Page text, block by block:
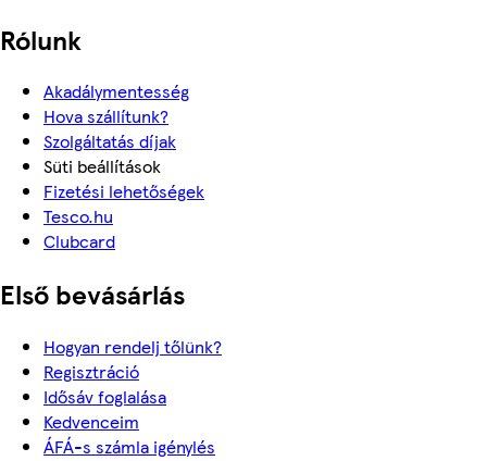
Rólunk
Akadálymentesség
Hova szállítunk?
Szolgáltatás díjak
Süti beállítások
Fizetési lehetőségek
Tesco.hu
Clubcard
Első bevásárlás
Hogyan rendelj tőlünk?
Regisztráció
Idősáv foglalása
Kedvenceim
ÁFÁ-s számla igénylés